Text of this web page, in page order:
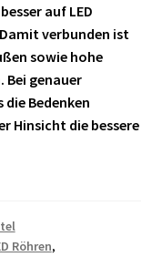
auf LED
verbunden ist
sowie hohe
genauer
Bedenken
Hinsicht die bessere
Röhren,